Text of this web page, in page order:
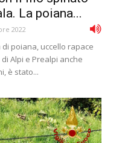
La poiana...
2022
poiana, uccello rapace
Alpi e Prealpi anche
è stato...